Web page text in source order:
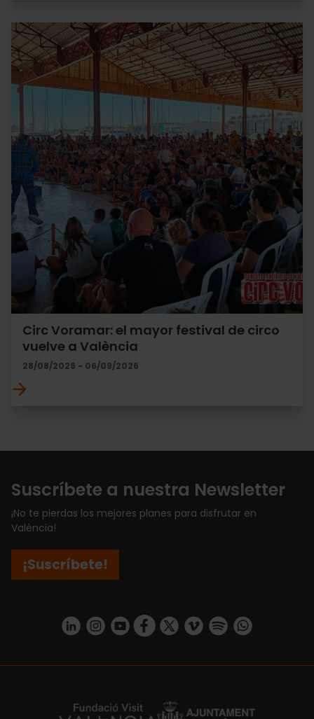
Circ Voramar: el mayor festival de circo
vuelve a València
28/08/2026 - 06/09/2026
Suscríbete a nuestra Newsletter
¡No te pierdas los mejores planes para disfrutar en
València!
¡Suscríbete!
https://www.linkedin.com/company/turismo-valencia/mycompany/
https://www.instagram.com/visit_valencia/
https://www.youtube.com/user/
https://www.facebook.com/
https://twitter.com/
https://vimeo.com/
https://https://api.whatsapp.com/